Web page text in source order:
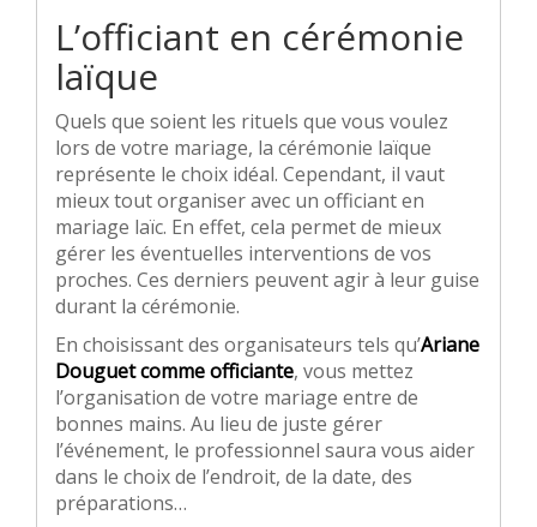
L’officiant en cérémonie
laïque
Quels que soient les rituels que vous voulez
lors de votre mariage, la cérémonie laïque
représente le choix idéal. Cependant, il vaut
mieux tout organiser avec un officiant en
mariage laïc. En effet, cela permet de mieux
gérer les éventuelles interventions de vos
proches. Ces derniers peuvent agir à leur guise
durant la cérémonie.
En choisissant des organisateurs tels qu’Ariane
Douguet comme officiante, vous mettez
l’organisation de votre mariage entre de
bonnes mains. Au lieu de juste gérer
l’événement, le professionnel saura vous aider
dans le choix de l’endroit, de la date, des
préparations…